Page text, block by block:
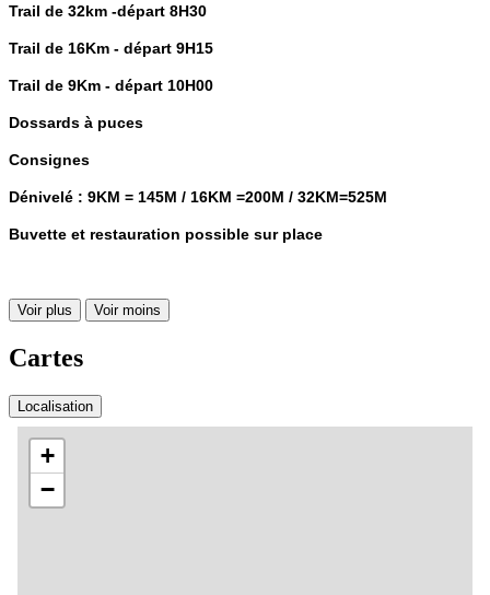
Trail de 32km -départ 8H30
Trail de 16Km - départ 9H15
Trail de 9Km - départ 10H00
Dossards à puces
Consignes
Dénivelé : 9KM = 145M / 16KM =200M / 32KM=525M
Buvette et restauration possible sur place
Voir plus Voir moins
Cartes
Localisation